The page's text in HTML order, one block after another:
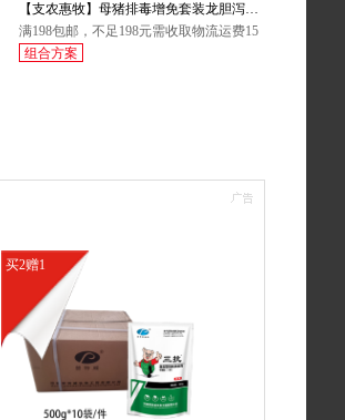
【支农惠牧】母猪排毒增免套装龙胆泻肝
散+排毒益健素
满198包邮，不足198元需收取物流运费15
元，偏远地区（西藏、青海、宁夏、新
组合方案
买2赠1